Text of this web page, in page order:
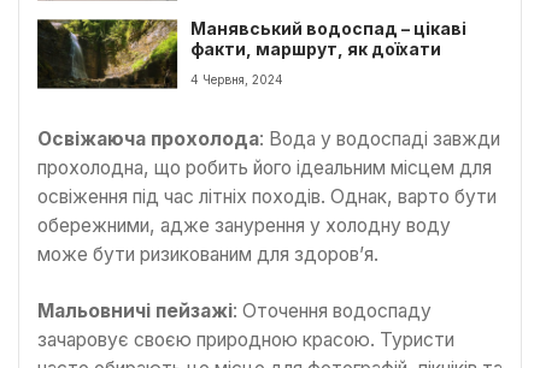
Манявський водоспад – цікаві
факти, маршрут, як доїхати
4 Червня, 2024
Освіжаюча прохолода: Вода у водоспаді завжди
прохолодна, що робить його ідеальним місцем для
освіження під час літніх походів. Однак, варто бути
обережними, адже занурення у холодну воду
може бути ризикованим для здоров’я.
Мальовничі пейзажі: Оточення водоспаду
зачаровує своєю природною красою. Туристи